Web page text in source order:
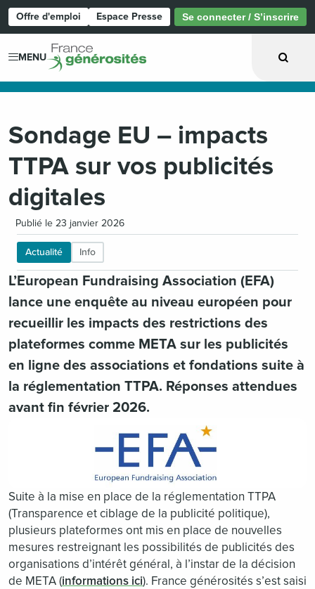
Offre d'emploi Espace Presse Se connecter / S’inscrire
MENU
Sondage EU – impacts
TTPA sur vos publicités
digitales
Publié le 23 janvier 2026
Actualité Info
L’European Fundraising Association (EFA)
lance une enquête au niveau européen pour
recueillir les impacts des restrictions des
plateformes comme META sur les publicités
en ligne des associations et fondations suite à
la réglementation TTPA. Réponses attendues
avant fin février 2026.
Suite à la mise en place de la réglementation TTPA
(Transparence et ciblage de la publicité politique),
plusieurs plateformes ont mis en place de nouvelles
mesures restreignant les possibilités de publicités des
organisations d’intérêt général, à l’instar de la décision
de META (informations ici). France générosités s’est saisi